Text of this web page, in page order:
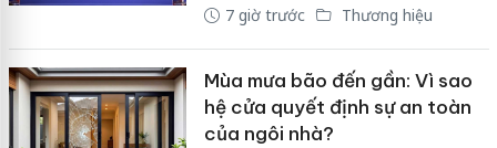
7 giờ trước Thương hiệu
Mùa mưa bão đến gần: Vì sao
hệ cửa quyết định sự an toàn
của ngôi nhà?